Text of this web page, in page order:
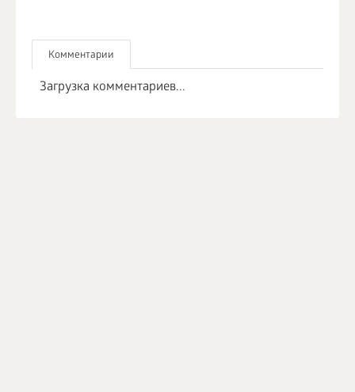
Комментарии
Загрузка комментариев...